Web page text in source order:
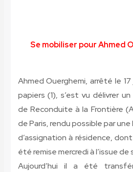
Se mobiliser pour Ahmed
Ahmed Ouerghemi, arrêté le 17
papiers (1), s’est vu délivrer
de Reconduite à la Frontière
de Paris, rendu possible par
d’assignation à résidence,
été remise mercredi à l’issue de
Aujourd’hui il a été